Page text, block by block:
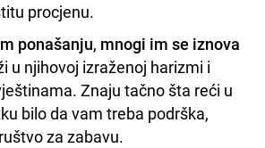
procjenu.
ponašanju, mnogi im se iznova
u njihovoj izraženoj harizmi i
Znaju tačno šta reći u
bilo da vam treba podrška,
za zabavu.